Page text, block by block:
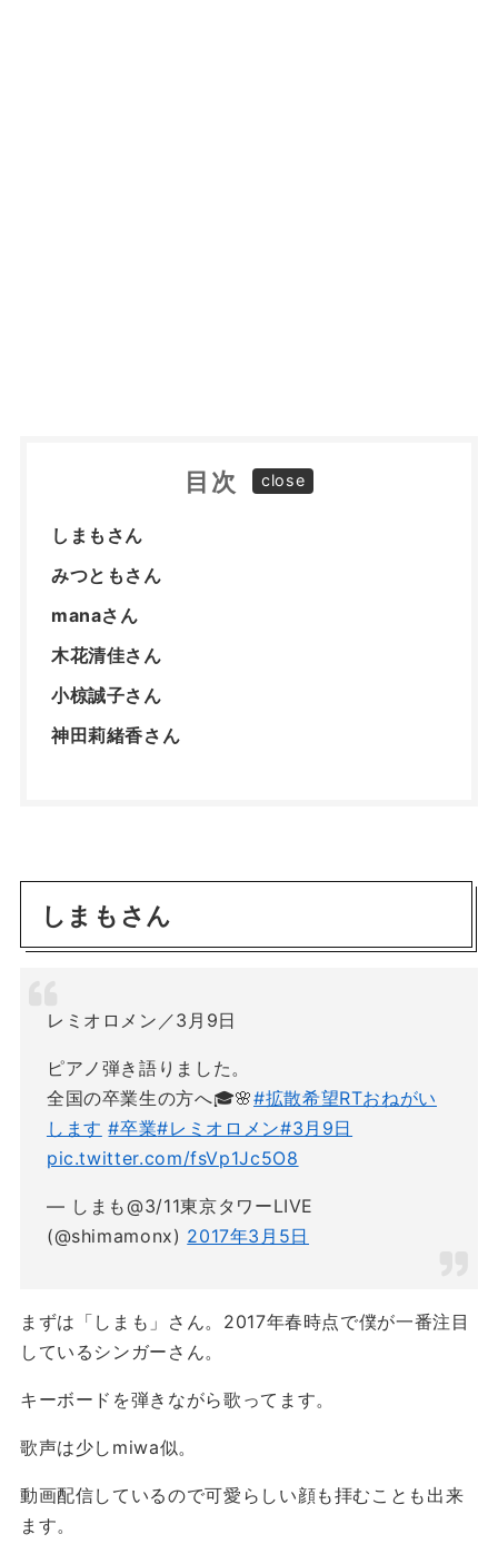
目次
しまもさん
みつともさん
manaさん
木花清佳さん
小椋誠子さん
神田莉緒香さん
しまもさん
レミオロメン／3月9日
ピアノ弾き語りました。
全国の卒業生の方へ🎓🌸#拡散希望RTおねがい
します #卒業#レミオロメン#3月9日
pic.twitter.com/fsVp1Jc5O8
— しまも@3/11東京タワーLIVE
(@shimamonx) 2017年3月5日
まずは「しまも」さん。2017年春時点で僕が一番注目
しているシンガーさん。
キーボードを弾きながら歌ってます。
歌声は少しmiwa似。
動画配信しているので可愛らしい顔も拝むことも出来
ます。